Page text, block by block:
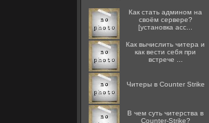
Как стать админом на
своём сервере?
[установка acc...
Как вычислить читера и
как вести себя при
встрече ...
Читеры в Counter Strike
В чем суть читерства в
Counter-Strike?